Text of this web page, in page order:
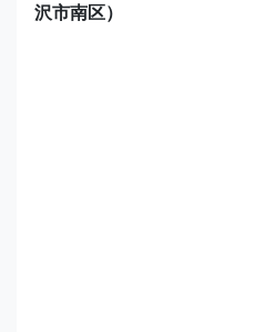
沢市南区）